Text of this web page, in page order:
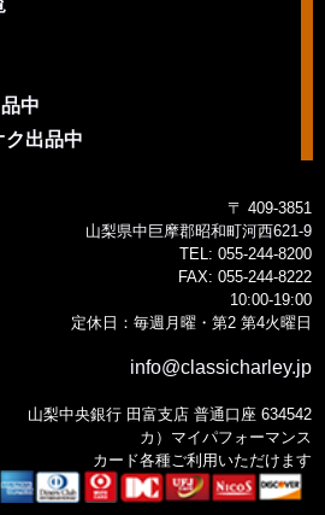
中
ク出品中
〒 409-3851
山梨県中巨摩郡昭和町河西621-9
TEL: 055-244-8200
FAX: 055-244-8222
10:00-19:00
定休日：毎週月曜・第2 第4火曜日
info@classicharley.jp
山梨中央銀行 田富支店 普通口座 634542
カ）マイパフォーマンス
カード各種ご利用いただけます